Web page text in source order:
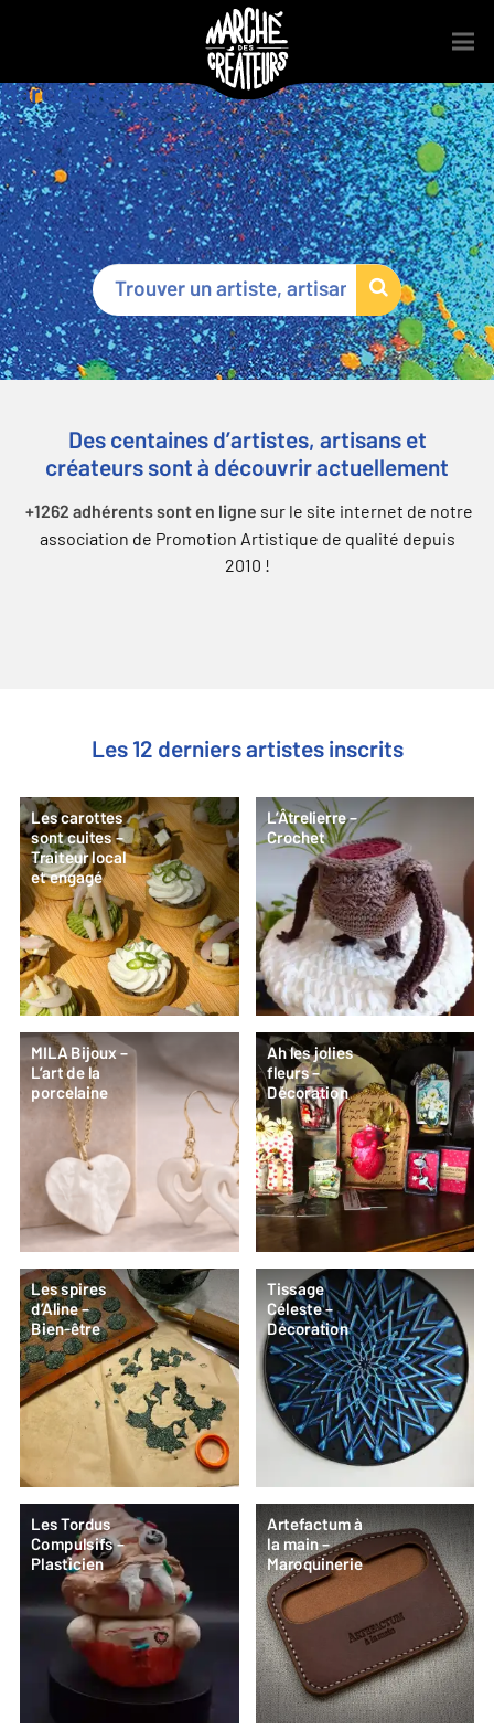
Marché des Créateurs®
Des centaines d’artistes, artisans et
créateurs sont à découvrir actuellement
+1262 adhérents sont en ligne sur le site internet de notre
association de Promotion Artistique de qualité depuis
2010 !
Les 12 derniers artistes inscrits
Les carottes
sont cuites –
Traiteur local
et engagé
L’Âtrelierre –
Crochet
MILA Bijoux –
L’art de la
porcelaine
Ah les jolies
fleurs –
Décoration
Les spires
d’Aline –
Bien-être
Tissage
Céleste –
Décoration
Les Tordus
Compulsifs –
Plasticien
Artefactum à
la main –
Maroquinerie